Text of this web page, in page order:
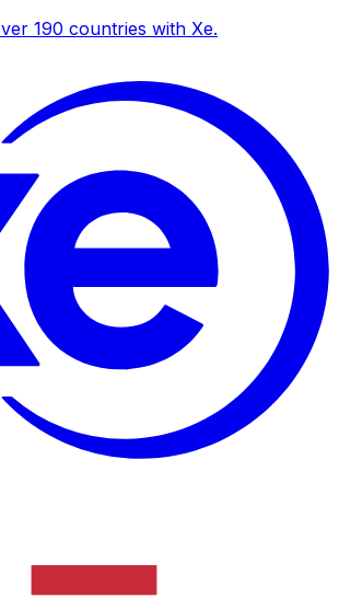
190 countries with Xe.